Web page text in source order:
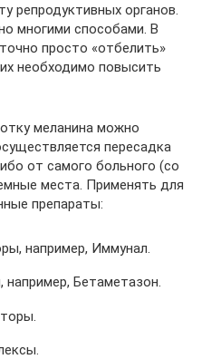
репродуктивных органов.
многими способами. В
просто «отбелить»
необходимо повысить
меланина можно
пересадка
от самого больного (со
места. Применять для
препараты:
например, Иммунал.
Бетаметазон.